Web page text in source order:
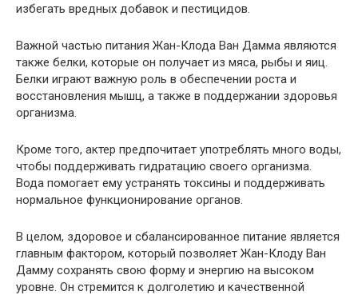
избегать вредных добавок и пестицидов.
Важной частью питания Жан-Клода Ван Дамма являются
также белки, которые он получает из мяса, рыбы и яиц.
Белки играют важную роль в обеспечении роста и
восстановления мышц, а также в поддержании здоровья
организма.
Кроме того, актер предпочитает употреблять много воды,
чтобы поддерживать гидратацию своего организма.
Вода помогает ему устранять токсины и поддерживать
нормальное функционирование органов.
В целом, здоровое и сбалансированное питание является
главным фактором, который позволяет Жан-Клоду Ван
Дамму сохранять свою форму и энергию на высоком
уровне. Он стремится к долголетию и качественной